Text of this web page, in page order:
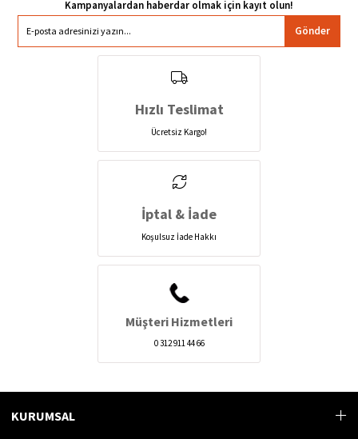
Gönder
Hızlı Teslimat
Ücretsiz Kargo!
İptal & İade
Koşulsuz İade Hakkı
Müşteri Hizmetleri
0 312 911 44 66
KURUMSAL